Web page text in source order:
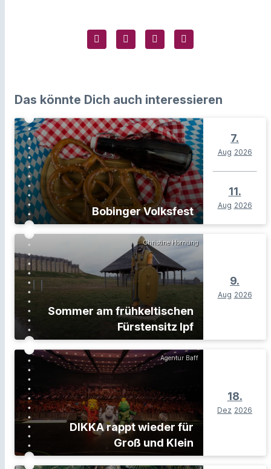
Das könnte Dich auch interessieren
Bobinger Volksfest
7.
Aug 2026
11.
Aug 2026
Christine Hornung
Sommer am frühkeltischen
Fürstensitz Ipf
9.
Aug 2026
Agentur Baff
DIKKA rappt wieder für
Groß und Klein
18.
Dez 2026